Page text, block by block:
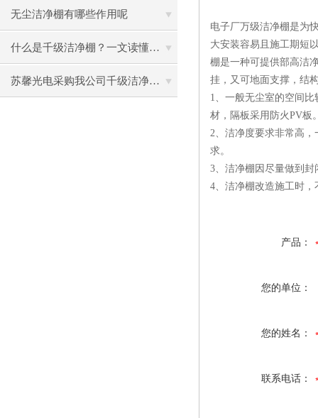
助力环保型半导体产业发展
无尘洁净棚有哪些作用呢
什么是千级洁净棚？一文读懂其结构特点与局部净化优势
苏馨光电采购我公司千级洁净棚普通工作台一批（7月07日）已顺利交货
电子厂万级洁净棚是为
大安装容易且施工期短
棚是一种可提供部高洁
挂，又可地面支撑，结
1、一般无尘室的空间
材，隔板采用防火PV板
2、洁净度要求非常高
求。
3、洁净棚因尽量做到
4、洁净棚改造施工时
产品：
您的单位：
您的姓名：
联系电话：